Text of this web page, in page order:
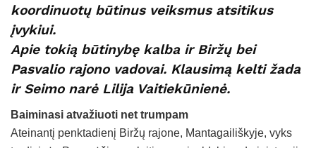
koordinuotų būtinus veiksmus atsitikus
įvykiui.
Apie tokią būtinybę kalba ir Biržų bei
Pasvalio rajono vadovai. Klausimą kelti žada
ir Seimo narė Lilija Vaitiekūnienė.
Baiminasi atvažiuoti net trumpam
Ateinantį penktadienį Biržų rajone, Mantagailiškyje, vyks